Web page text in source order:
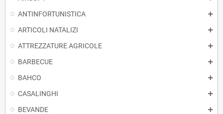
ANTINFORTUNISTICA
ARTICOLI NATALIZI
ATTREZZATURE AGRICOLE
BARBECUE
BAHCO
CASALINGHI
BEVANDE